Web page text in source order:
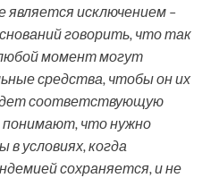
исключением –
говорить, что так
момент могут
средства, чтобы он их
соответствующую
понимают, что нужно
условиях, когда
сохраняется, и не